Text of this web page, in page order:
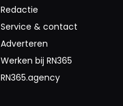
Redactie
Service & contact
Adverteren
Werken bij RN365
RN365.agency